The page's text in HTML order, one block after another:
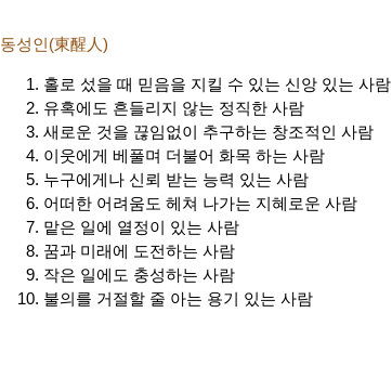
동성인(東醒人)
홀로 섰을 때 믿음을 지킬 수 있는 신앙 있는 사람
유혹에도 흔들리지 않는 정직한 사람
새로운 것을 끊임없이 추구하는 창조적인 사람
이웃에게 베풀며 더불어 화목 하는 사람
누구에게나 신뢰 받는 능력 있는 사람
어떠한 어려움도 헤쳐 나가는 지혜로운 사람
맡은 일에 열정이 있는 사람
꿈과 미래에 도전하는 사람
작은 일에도 충성하는 사람
불의를 거절할 줄 아는 용기 있는 사람